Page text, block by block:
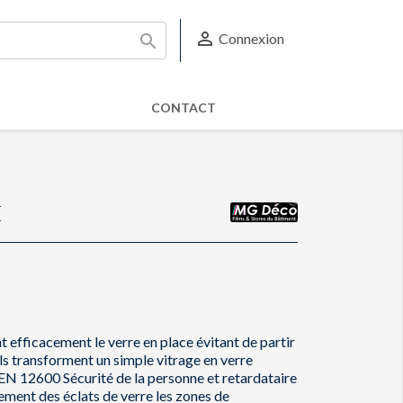
  Connexion
CONTACT
efficacement le verre en place évitant de partir
transforment un simple vitrage en verre
12600 Sécurité de la personne et retardataire
des éclats de verre les zones de